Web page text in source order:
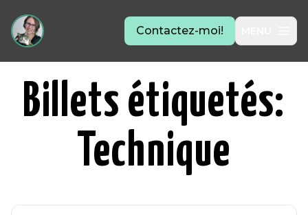
Contactez-moi!
Billets étiquetés:
Technique